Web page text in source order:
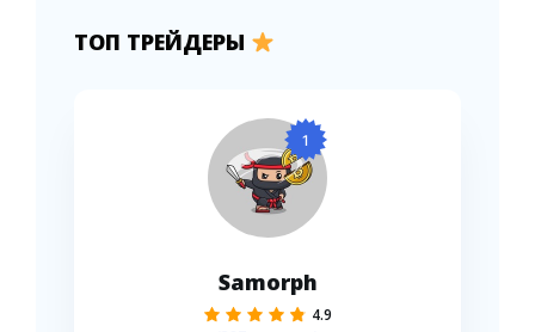
ТОП ТРЕЙДЕРЫ
1
Samorph
4.9